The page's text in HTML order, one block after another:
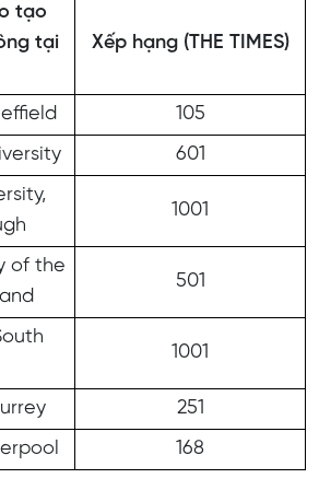
tạo
tại
Xếp hạng (THE TIMES)
105
601
1001
of the
501
1001
251
168